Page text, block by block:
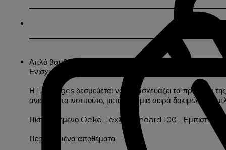
Απλό βαμβακερό χαλάκι μπάνιου με μονόγραμμα στο
Ενισχυμένο διπλά ραμμένο τελείωμα σε όλο το μήκος για
Η Linvosges δεσμεύεται να κατασκευάζει τα προϊόντα
ανεξάρτητο ινστιτούτο, μετά από μια σειρά δοκιμών
Πιστοποιημένο Oeko-Tex® Standard 100 -
Περιορισμένα αποθέματα